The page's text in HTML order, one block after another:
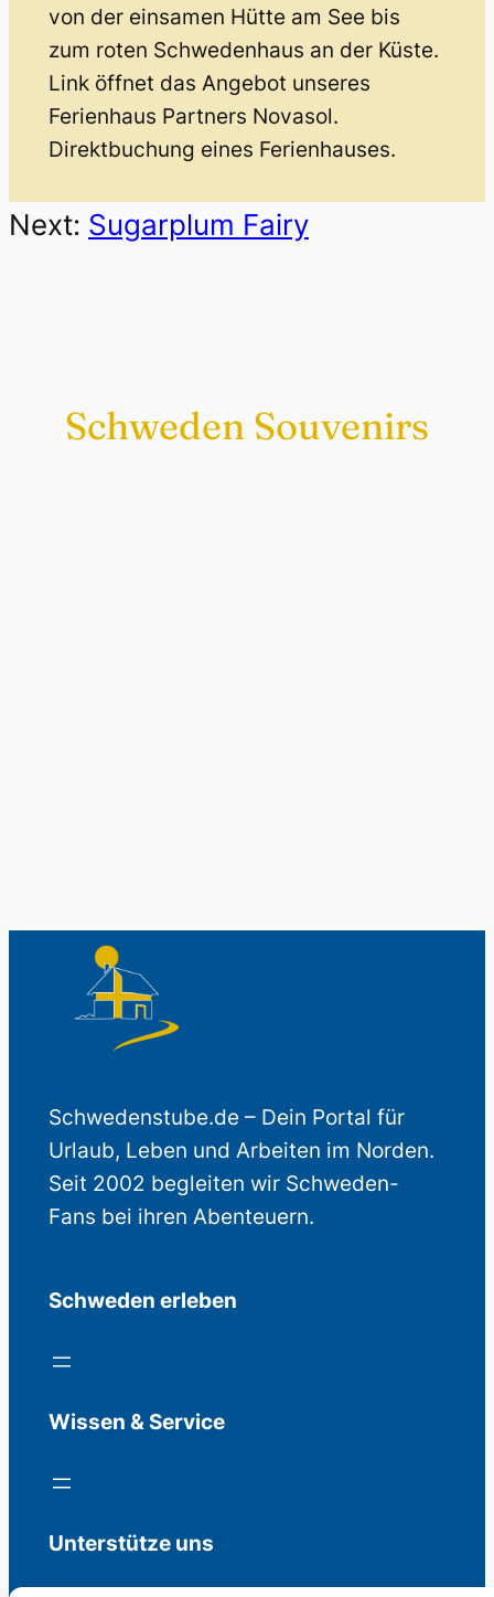
von der einsamen Hütte am See bis
zum roten Schwedenhaus an der Küste.
Link öffnet das Angebot unseres
Ferienhaus Partners Novasol.
Direktbuchung eines Ferienhauses.
Next: Sugarplum Fairy
Schweden Souvenirs
Schwedenstube.de – Dein Portal für
Urlaub, Leben und Arbeiten im Norden.
Seit 2002 begleiten wir Schweden-
Fans bei ihren Abenteuern.
Schweden erleben
Wissen & Service
Unterstütze uns